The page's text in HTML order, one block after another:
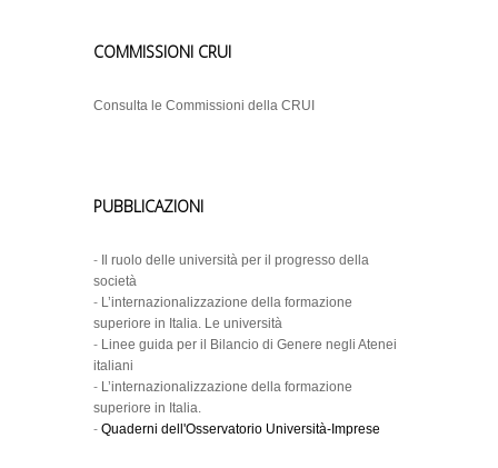
COMMISSIONI CRUI
Consulta le Commissioni della CRUI
PUBBLICAZIONI
-
Il ruolo delle università per il progresso della
società
- L’internazionalizzazione della formazione
superiore in Italia. Le università
- Linee guida per il Bilancio di Genere negli Atenei
italiani
- L’internazionalizzazione della formazione
superiore in Italia.
- Quaderni dell'Osservatorio Università-Imprese